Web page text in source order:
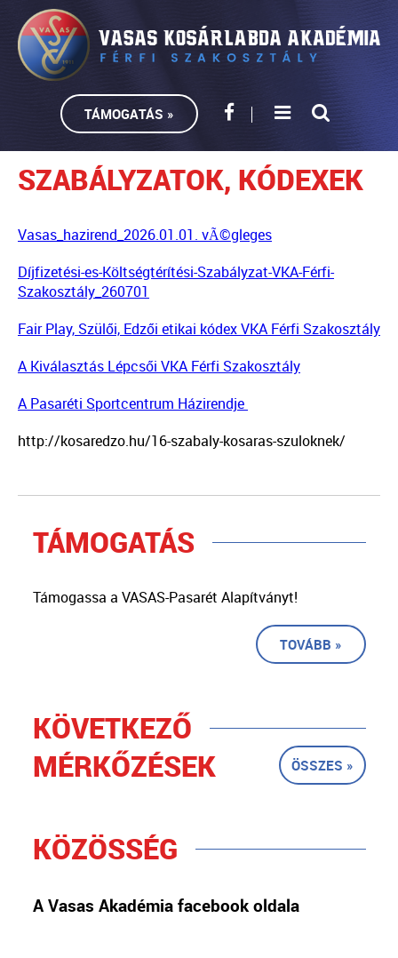
TÁMOGATÁS »
SZABÁLYZATOK, KÓDEXEK
Vasas_hazirend_2026.01.01. vÃ©gleges
Díjfizetési-es-Költségtérítési-Szabályzat-VKA-Férfi-
Szakosztály_260701
Fair Play, Szülői, Edzői etikai kódex VKA Férfi Szakosztály
A Kiválasztás Lépcsői VKA Férfi Szakosztály
A Pasaréti Sportcentrum Házirendje
http://kosaredzo.hu/16-szabaly-kosaras-szuloknek/
TÁMOGATÁS
Támogassa a VASAS-Pasarét Alapítványt!
TOVÁBB »
KÖVETKEZŐ
MÉRKŐZÉSEK
ÖSSZES »
KÖZÖSSÉG
A Vasas Akadémia facebook oldala